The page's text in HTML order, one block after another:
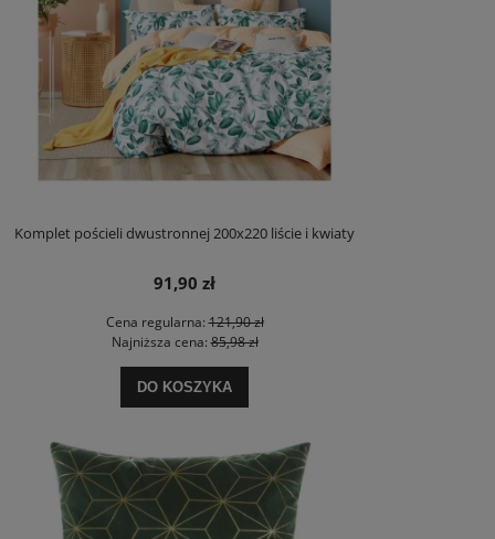
Komplet pościeli dwustronnej 200x220 liście i kwiaty
91,90 zł
Cena regularna:121,90 zł
Najniższa cena:85,98 zł
DO KOSZYKA